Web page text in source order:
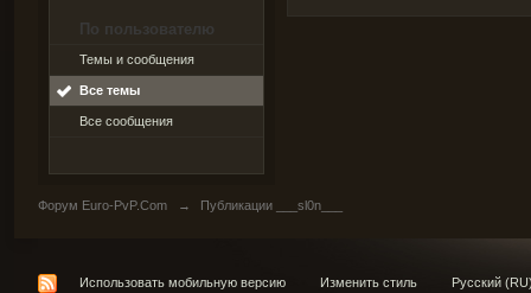
По пользователю
Темы и сообщения
Все темы
Все сообщения
Форум Euro-PvP.Com → Публикации ___sl0n___
Использовать мобильную версию Изменить стиль Русский